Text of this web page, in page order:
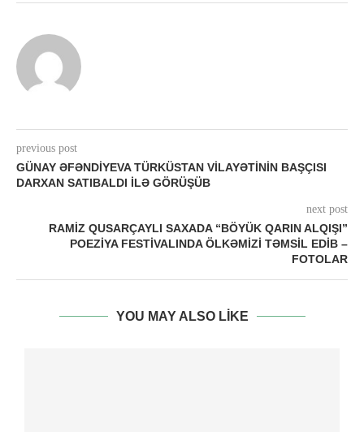
previous post
GÜNAY ƏFƏNDIYEVA TÜRKÜSTAN VILAYƏTININ BAŞÇISI
DARXAN SATIBALDI ILƏ GÖRÜŞÜB
next post
RAMIZ QUSARÇAYLI SAXADA “BÖYÜK QARIN ALQIŞI”
POEZIYA FESTIVALINDA ÖLKƏMIZI TƏMSIL EDIB –
FOTOLAR
YOU MAY ALSO LIKE